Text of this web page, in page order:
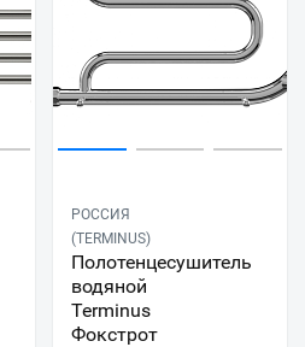
РОССИЯ
(TERMINUS)
Полотенцесушитель
водяной
Terminus
Фокстрот